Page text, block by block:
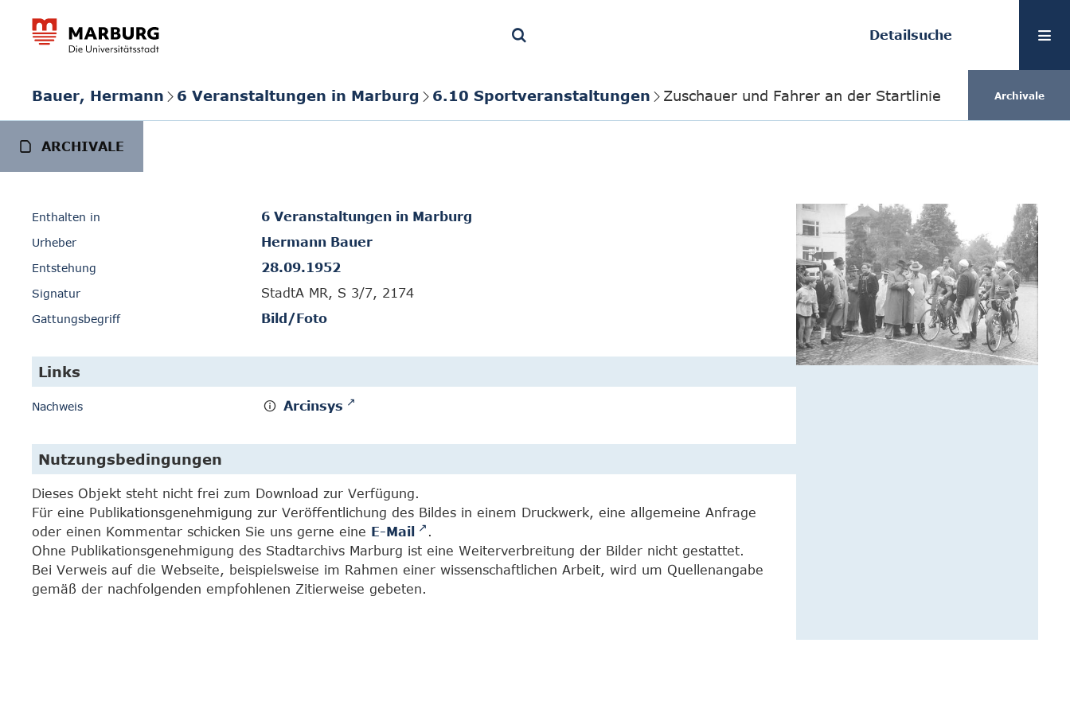
Detailsuche
Bauer, Hermann 6 Veranstaltungen in Marburg 6.10 Sportveranstaltungen Zuschauer und Fahrer an der Startlinie Archivale
ARCHIVALE
Enthalten in 6 Veranstaltungen in Marburg
Urheber Hermann Bauer
Entstehung 28.09.1952
Signatur StadtA MR, S 3/7, 2174
Gattungsbegriff Bild/Foto
Links
Nachweis Arcinsys
Nutzungsbedingungen
Dieses Objekt steht nicht frei zum Download zur Verfügung.
Für eine Publikationsgenehmigung zur Veröffentlichung des Bildes in einem Druckwerk, eine allgemeine Anfrage
oder einen Kommentar schicken Sie uns gerne eine E-Mail
.
Ohne Publikationsgenehmigung des Stadtarchivs Marburg ist eine Weiterverbreitung der Bilder nicht gestattet.
Bei Verweis auf die Webseite, beispielsweise im Rahmen einer wissenschaftlichen Arbeit, wird um Quellenangabe
gemäß der nachfolgenden empfohlenen Zitierweise gebeten.